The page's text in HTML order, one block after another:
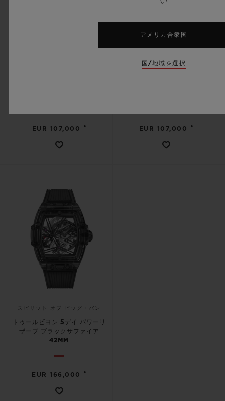
EUR 107,000 •
スピリット オブ ビッグ・バン
EUR 107,000 •
スピリット オブ ビッグ・バン
トゥールビヨン 5デイ パワーリ
ザーブ ブラックサファイア
42MM
EUR 166,000 •
アメリカ合衆国
国/地域を選択